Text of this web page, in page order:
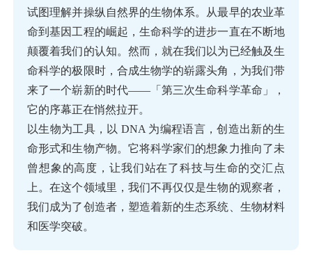
试图理解并操纵自然界的生物体系。从最早的农业革
命到基因工程的崛起，生命科学的进步一直在不断地
颠覆着我们的认知。然而，就在我们以为已经触及生
命科学的极限时，合成生物学的崭露头角，为我们带
来了一个崭新的时代——「第三次生命科学革命」，
它的序幕正在悄然拉开。
以生物为工具，以 DNA 为编程语言，创造出新的生
命形式和生物产物。它将科学家们的想象力推向了未
曾想象的高度，让我们站在了科技与生命的交汇点
上。在这个领域里，我们不再仅仅是生物的观察者，
我们成为了创造者，塑造着新的生态系统、生物材料
和医学突破。